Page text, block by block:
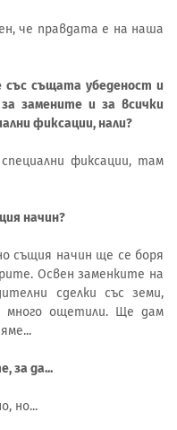
че правдата е на наша
същата убеденост и
замените и за всички
фиксации, нали?
фиксации, там
начин?
същия начин ще се боря
Освен заменките на
сделки със земи,
много ощетили. Ще дам
за да...
но...